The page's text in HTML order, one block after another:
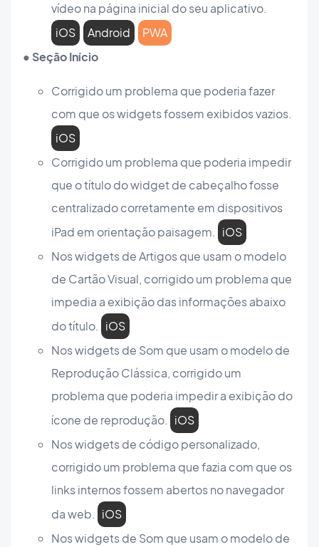
vídeo na página inicial do seu aplicativo.
iOS
Android
PWA
● Seção Início
Corrigido um problema que poderia fazer
com que os widgets fossem exibidos vazios.
iOS
Corrigido um problema que poderia impedir
que o título do widget de cabeçalho fosse
centralizado corretamente em dispositivos
iPad em orientação paisagem. iOS
Nos widgets de Artigos que usam o modelo
de Cartão Visual, corrigido um problema que
impedia a exibição das informações abaixo
do título. iOS
Nos widgets de Som que usam o modelo de
Reprodução Clássica, corrigido um
problema que poderia impedir a exibição do
ícone de reprodução. iOS
Nos widgets de código personalizado,
corrigido um problema que fazia com que os
links internos fossem abertos no navegador
da web. iOS
Nos widgets de Som que usam o modelo de